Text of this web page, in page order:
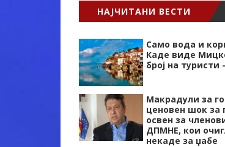
НАЈЧИТАНИ ВЕСТИ
Само вода и
Каде виде
број на туристи
Макрадули за
ценовен шок за
освен за
ДПМНЕ, кои
некаде за џабе